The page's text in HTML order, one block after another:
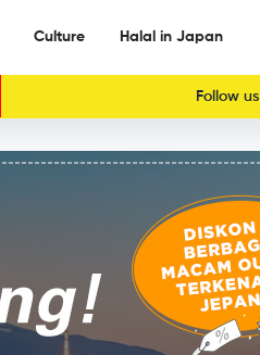
Culture Halal in Japan
Follow us